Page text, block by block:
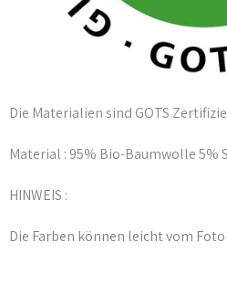
Die Materialien sind GOTS
Material : 95% Bio-Baumwolle 5%
HINWEIS :
Die Farben können leicht vom